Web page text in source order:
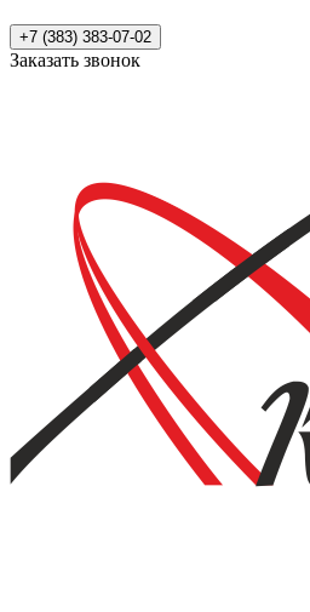
+7 (383) 383-07-02
Заказать звонок